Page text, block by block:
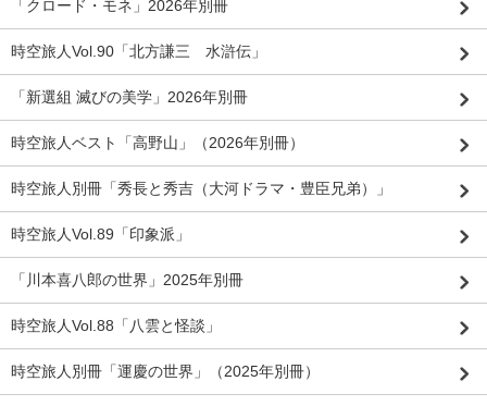
「クロード・モネ」2026年別冊
時空旅人Vol.90「北方謙三 水滸伝」
「新選組 滅びの美学」2026年別冊
時空旅人ベスト「高野山」（2026年別冊）
時空旅人別冊「秀長と秀吉（大河ドラマ・豊臣兄弟）」
時空旅人Vol.89「印象派」
「川本喜八郎の世界」2025年別冊
時空旅人Vol.88「八雲と怪談」
時空旅人別冊「運慶の世界」（2025年別冊）